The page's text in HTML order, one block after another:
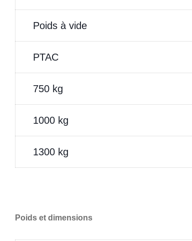
Poids à vide
PTAC
750 kg
1000 kg
1300 kg
Poids et dimensions